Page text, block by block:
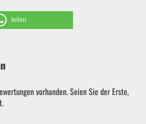
teilen
vorhanden. Seien Sie der Erste,